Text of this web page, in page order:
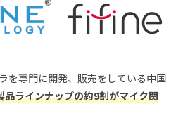
を専門に開発、販売をしている中国
品ラインナップの約9割がマイク関